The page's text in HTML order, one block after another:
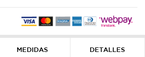
MEDIDAS DETALLES